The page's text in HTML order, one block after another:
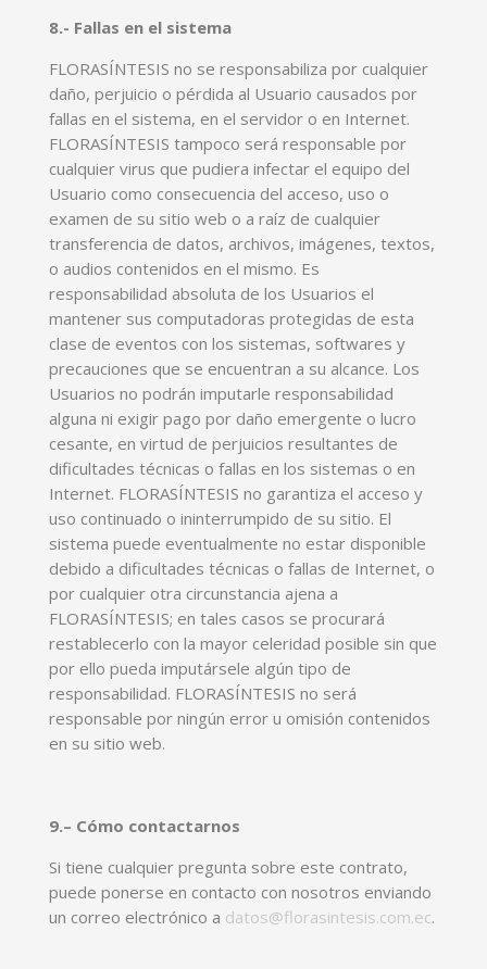
8.- Fallas en el sistema
FLORASÍNTESIS no se responsabiliza por cualquier
daño, perjuicio o pérdida al Usuario causados por
fallas en el sistema, en el servidor o en Internet.
FLORASÍNTESIS tampoco será responsable por
cualquier virus que pudiera infectar el equipo del
Usuario como consecuencia del acceso, uso o
examen de su sitio web o a raíz de cualquier
transferencia de datos, archivos, imágenes, textos,
o audios contenidos en el mismo. Es
responsabilidad absoluta de los Usuarios el
mantener sus computadoras protegidas de esta
clase de eventos con los sistemas, softwares y
precauciones que se encuentran a su alcance. Los
Usuarios no podrán imputarle responsabilidad
alguna ni exigir pago por daño emergente o lucro
cesante, en virtud de perjuicios resultantes de
dificultades técnicas o fallas en los sistemas o en
Internet. FLORASÍNTESIS no garantiza el acceso y
uso continuado o ininterrumpido de su sitio. El
sistema puede eventualmente no estar disponible
debido a dificultades técnicas o fallas de Internet, o
por cualquier otra circunstancia ajena a
FLORASÍNTESIS; en tales casos se procurará
restablecerlo con la mayor celeridad posible sin que
por ello pueda imputársele algún tipo de
responsabilidad. FLORASÍNTESIS no será
responsable por ningún error u omisión contenidos
en su sitio web.
9.– Cómo contactarnos
Si tiene cualquier pregunta sobre este contrato,
puede ponerse en contacto con nosotros enviando
un correo electrónico a datos@florasintesis.com.ec.